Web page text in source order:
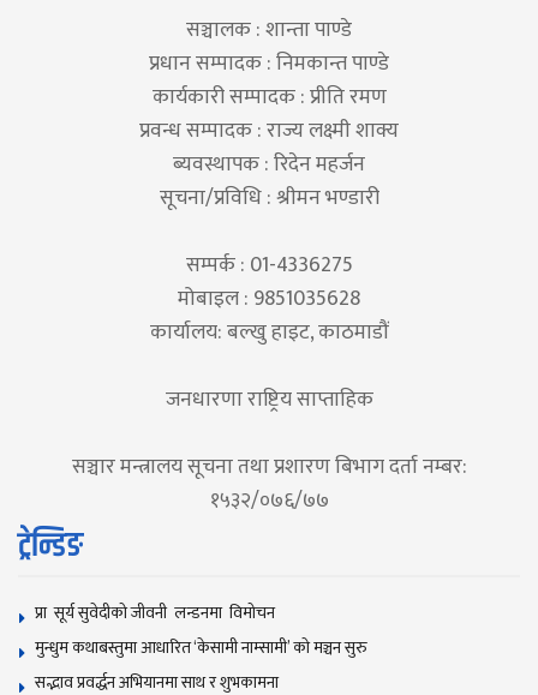
सञ्चालक : शान्ता पाण्डे
प्रधान सम्पादक : निमकान्त पाण्डे
कार्यकारी सम्पादक : प्रीति रमण
प्रवन्ध सम्पादक : राज्य लक्ष्मी शाक्य
ब्यवस्थापक : रिदेन महर्जन
सूचना/प्रविधि : श्रीमन भण्डारी
सम्पर्क : 01-4336275
मोबाइल : 9851035628
कार्यालय: बल्खु हाइट, काठमाडौं
जनधारणा राष्ट्रिय साप्ताहिक
सञ्चार मन्त्रालय सूचना तथा प्रशारण बिभाग दर्ता नम्बर:
१५३२/०७६/७७
ट्रेन्डिङ
प्रा सूर्य सुवेदीको जीवनी लन्डनमा विमोचन
मुन्धुम कथाबस्तुमा आधारित ‘केसामी नाम्सामी’ काे मञ्चन सुरु
सद्भाव प्रवर्द्धन अभियानमा साथ र शुभकामना